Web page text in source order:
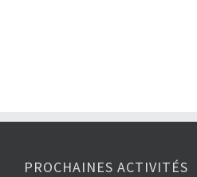
PROCHAINES ACTIVITÉS